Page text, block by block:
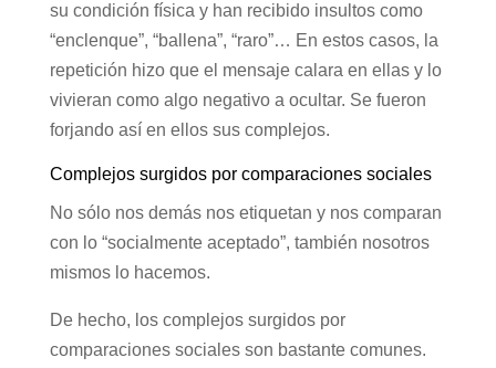
su condición física y han recibido insultos como
“enclenque”, “ballena”, “raro”… En estos casos, la
repetición hizo que el mensaje calara en ellas y lo
vivieran como algo negativo a ocultar. Se fueron
forjando así en ellos sus complejos.
Complejos surgidos por comparaciones sociales
No sólo nos demás nos etiquetan y nos comparan
con lo “socialmente aceptado”, también nosotros
mismos lo hacemos.
De hecho, los complejos surgidos por
comparaciones sociales son bastante comunes.